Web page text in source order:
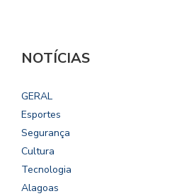
NOTÍCIAS
GERAL
Esportes
Segurança
Cultura
Tecnologia
Alagoas